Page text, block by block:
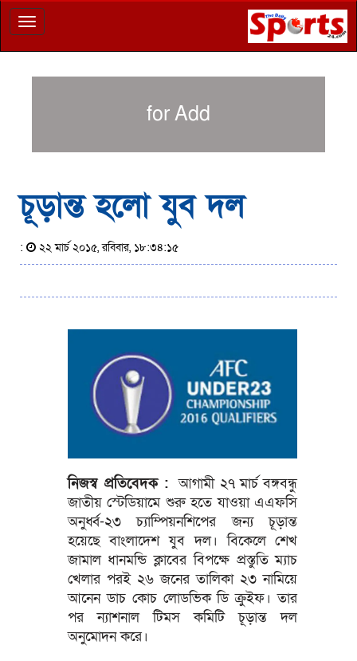
Toggle
navigation
for Add
চূড়ান্ত হলো যুব দল
: ২২ মার্চ ২০১৫, রবিবার, ১৮:৩৪:১৫
নিজস্ব প্রতিবেদক : আগামী ২৭ মার্চ বঙ্গবন্ধু
জাতীয় স্টেডিয়ামে শুরু হতে যাওয়া এএফসি
অনুর্ধ্ব-২৩ চ্যাম্পিয়নশিপের জন্য চূড়ান্ত
হয়েছে বাংলাদেশ যুব দল। বিকেলে শেখ
জামাল ধানমন্ডি ক্লাবের বিপক্ষে প্রস্তুতি ম্যাচ
খেলার পরই ২৬ জনের তালিকা ২৩ নামিয়ে
আনেন ডাচ কোচ লোডভিক ডি ক্রুইফ। তার
পর ন্যাশনাল টিমস কমিটি চূড়ান্ত দল
অনুমোদন করে।